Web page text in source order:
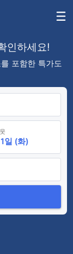
인하세요!
포함한 특가도
일 (화)